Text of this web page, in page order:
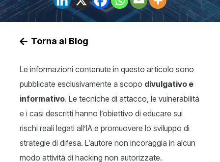
Torna al Blog
Le informazioni contenute in questo articolo sono
pubblicate esclusivamente a scopo divulgativo e
informativo. Le tecniche di attacco, le vulnerabilità
e i casi descritti hanno l’obiettivo di educare sui
rischi reali legati all’IA e promuovere lo sviluppo di
strategie di difesa. L’autore non incoraggia in alcun
modo attività di hacking non autorizzate.